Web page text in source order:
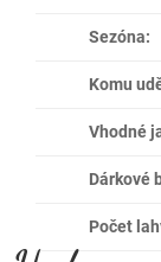
Sezóna:
Komu
Vhodné
Dárkové
Počet